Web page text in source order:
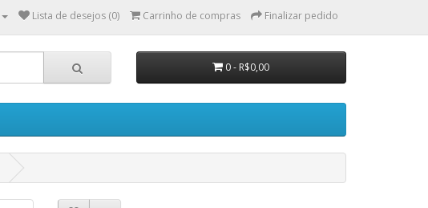
Lista de desejos (0) Carrinho de compras Finalizar pedido
0 - R$0,00